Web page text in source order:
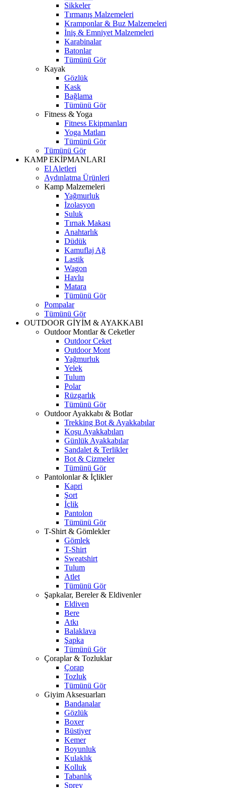
Sikkeler
Tırmanış Malzemeleri
Kramponlar & Buz Malzemeleri
İniş & Emniyet Malzemeleri
Karabinalar
Batonlar
Tümünü Gör
Kayak
Gözlük
Kask
Bağlama
Tümünü Gör
Fitness & Yoga
Fitness Ekipmanları
Yoga Matları
Tümünü Gör
Tümünü Gör
KAMP EKİPMANLARI
El Aletleri
Aydınlatma Ürünleri
Kamp Malzemeleri
Yağmurluk
İzolasyon
Suluk
Tırnak Makası
Anahtarlık
Düdük
Kamuflaj Ağ
Lastik
Wagon
Havlu
Matara
Tümünü Gör
Pompalar
Tümünü Gör
OUTDOOR GİYİM & AYAKKABI
Outdoor Montlar & Ceketler
Outdoor Ceket
Outdoor Mont
Yağmurluk
Yelek
Tulum
Polar
Rüzgarlık
Tümünü Gör
Outdoor Ayakkabı & Botlar
Trekking Bot & Ayakkabılar
Koşu Ayakkabıları
Günlük Ayakkabılar
Sandalet & Terlikler
Bot & Çizmeler
Tümünü Gör
Pantolonlar & İçlikler
Kapri
Şort
İçlik
Pantolon
Tümünü Gör
T-Shirt & Gömlekler
Gömlek
T-Shirt
Sweatshirt
Tulum
Atlet
Tümünü Gör
Şapkalar, Bereler & Eldivenler
Eldiven
Bere
Atkı
Balaklava
Şapka
Tümünü Gör
Çoraplar & Tozluklar
Çorap
Tozluk
Tümünü Gör
Giyim Aksesuarları
Bandanalar
Gözlük
Boxer
Büstiyer
Kemer
Boyunluk
Kulaklık
Kolluk
Tabanlık
Sprey